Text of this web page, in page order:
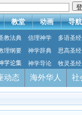
教堂 动画 导航
教法典 信理神学
多语圣经
理纲要 神学辞典
思高圣经
学论集 神学导论 牧灵圣经
动态 海外华人 社